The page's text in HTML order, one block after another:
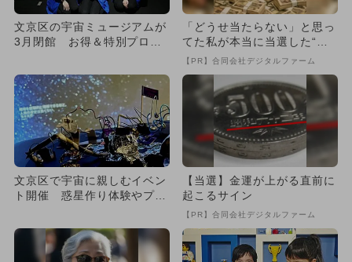
文京区の宇宙ミュージアムが
3月閉館 お得＆特別プログ
「どうせ当たらない」と思っ
てた私が本当に当選した“買
い方”がこれ
【PR】合同会社デジタルファーム
文京区で宇宙に親しむイベン
ト開催 惑星作り体験やプレ
【当選】金運が上がる直前に
起こるサイン
【PR】合同会社デジタルファーム